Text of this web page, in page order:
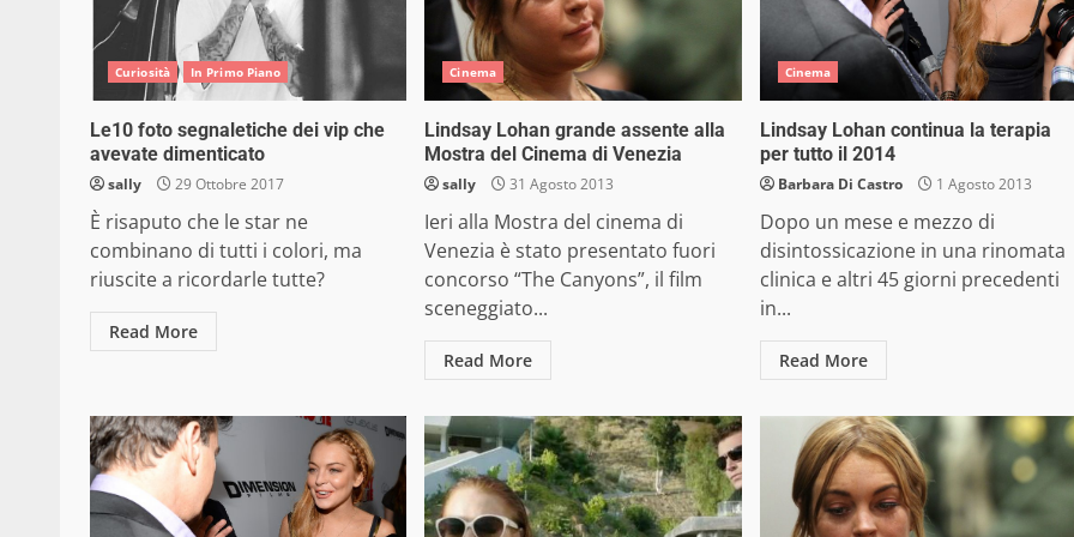
Curiosità In Primo Piano
Le10 foto segnaletiche dei vip che
avevate dimenticato
sally 29 Ottobre 2017
È risaputo che le star ne
combinano di tutti i colori, ma
riuscite a ricordarle tutte?
Read More
Cinema
Lindsay Lohan grande assente alla
Mostra del Cinema di Venezia
sally 31 Agosto 2013
Ieri alla Mostra del cinema di
Venezia è stato presentato fuori
concorso “The Canyons”, il film
sceneggiato...
Read More
Cinema
Lindsay Lohan continua la terapia
per tutto il 2014
Barbara Di Castro 1 Agosto 2013
Dopo un mese e mezzo di
disintossicazione in una rinomata
clinica e altri 45 giorni precedenti
in...
Read More